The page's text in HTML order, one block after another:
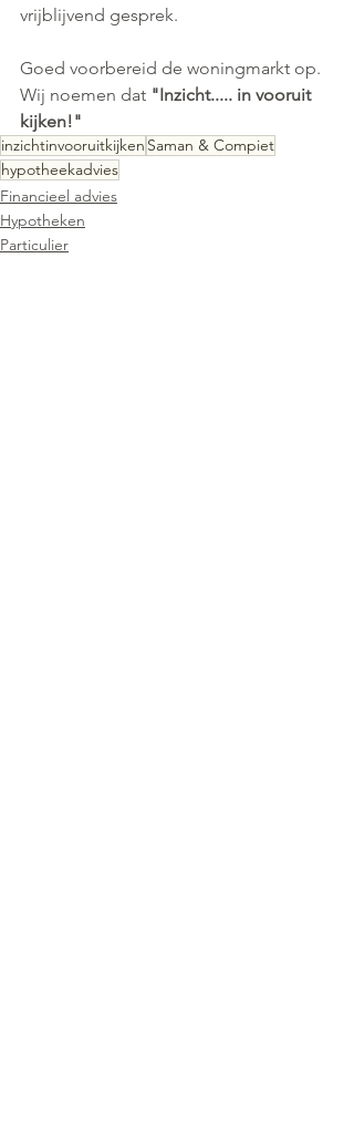
vrijblijvend gesprek.
Goed voorbereid de woningmarkt op.
Wij noemen dat "Inzicht..... in vooruit
kijken!"
inzichtinvooruitkijken Saman & Compiet
hypotheekadvies
Financieel advies
Hypotheken
Particulier